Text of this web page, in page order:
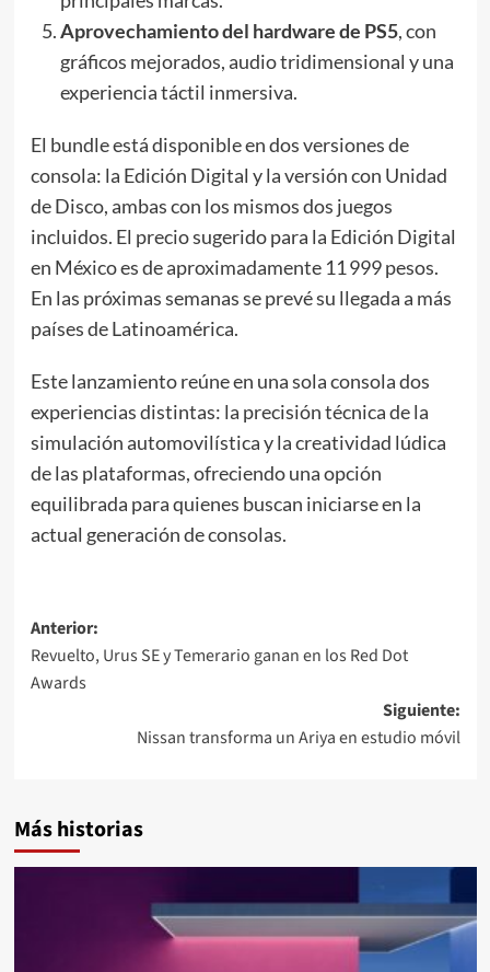
Aprovechamiento del hardware de PS5, con
gráficos mejorados, audio tridimensional y una
experiencia táctil inmersiva.
El bundle está disponible en dos versiones de
consola: la Edición Digital y la versión con Unidad
de Disco, ambas con los mismos dos juegos
incluidos. El precio sugerido para la Edición Digital
en México es de aproximadamente 11 999 pesos.
En las próximas semanas se prevé su llegada a más
países de Latinoamérica.
Este lanzamiento reúne en una sola consola dos
experiencias distintas: la precisión técnica de la
simulación automovilística y la creatividad lúdica
de las plataformas, ofreciendo una opción
equilibrada para quienes buscan iniciarse en la
actual generación de consolas.
Navegación
de
entradas
Anterior:
Revuelto, Urus SE y Temerario ganan en los Red Dot
Awards
Siguiente:
Nissan transforma un Ariya en estudio móvil
Más historias